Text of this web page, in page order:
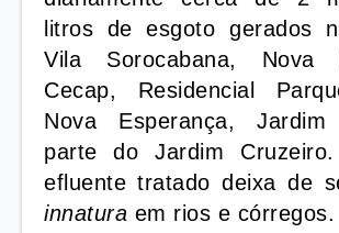
litros de esgoto gerados
Vila Sorocabana, Nova
Cecap, Residencial
Nova Esperança,
parte do Jardim
efluente tratado deixa de
innatura em rios e córregos.